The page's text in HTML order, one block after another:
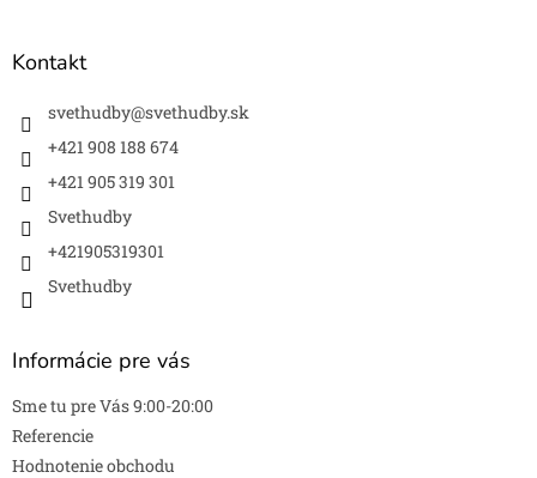
Kontakt
svethudby@svethudby.sk
+421 908 188 674
+421 905 319 301
Svethudby
+421905319301
Svethudby
Informácie pre vás
Sme tu pre Vás 9:00-20:00
Referencie
Hodnotenie obchodu